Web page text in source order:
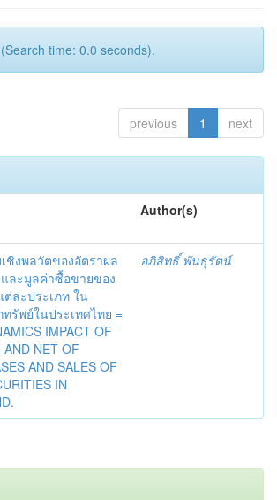
time: 0.0 seconds).
previous 1 next
Author(s)
ชิงพลวัตของอัตราผล
ละมูลค่าซื้อขายของ
ละประเภท ใน
รัพย์ในประเทศไทย =
IMPACT OF
AND NET OF
AND SALES OF
IN
อภิสิทธิ์ พันธุรัตน์